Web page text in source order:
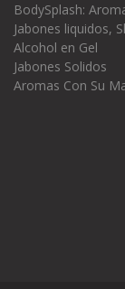
BodySplash:
Jabones liquidos,
Alcohol en Gel
Jabones Solidos
Aromas Con Su